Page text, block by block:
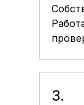
3.